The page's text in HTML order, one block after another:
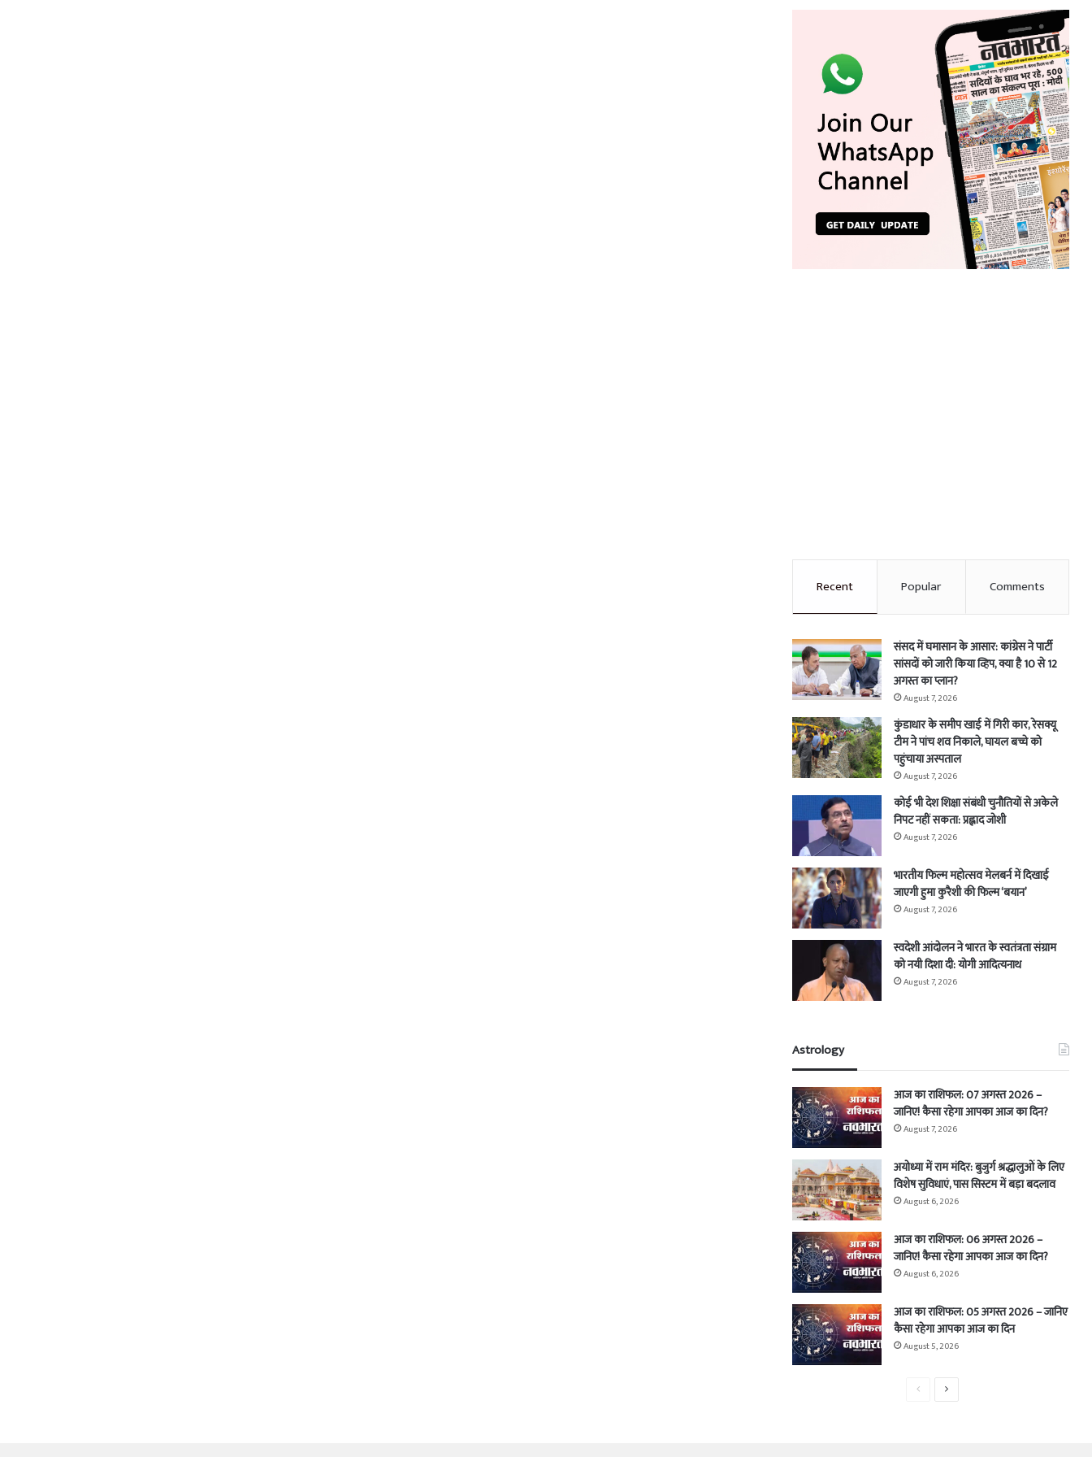
Recent Popular Comments
संसद में घमासान के आसार: कांग्रेस ने पार्टी
सांसदों को जारी किया व्हिप, क्या है 10 से 12
अगस्त का प्लान?
August 7, 2026
कुंडाधार के समीप खाई में गिरी कार, रेसक्यू
टीम ने पांच शव निकाले, घायल बच्चे को
पहुंचाया अस्पताल
August 7, 2026
कोई भी देश शिक्षा संबंधी चुनौतियों से अकेले
निपट नहीं सकता: प्रह्लाद जोशी
August 7, 2026
भारतीय फिल्म महोत्सव मेलबर्न में दिखाई
जाएगी हुमा कुरैशी की फिल्म ‘बयान’
August 7, 2026
स्वदेशी आंदोलन ने भारत के स्वतंत्रता संग्राम
को नयी दिशा दी: योगी आदित्यनाथ
August 7, 2026
Astrology
आज का राशिफल: 07 अगस्त 2026 –
जानिए! कैसा रहेगा आपका आज का दिन?
August 7, 2026
अयोध्या में राम मंदिर: बुजुर्ग श्रद्धालुओं के लिए
विशेष सुविधाएं, पास सिस्टम में बड़ा बदलाव
August 6, 2026
आज का राशिफल: 06 अगस्त 2026 –
जानिए! कैसा रहेगा आपका आज का दिन?
August 6, 2026
आज का राशिफल: 05 अगस्त 2026 – जानिए
कैसा रहेगा आपका आज का दिन
August 5, 2026
PreviousNext